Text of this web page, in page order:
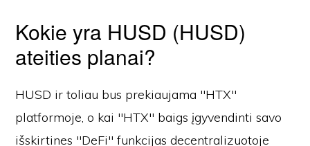
Kokie yra HUSD (HUSD)
ateities planai?
HUSD ir toliau bus prekiaujama "HTX"
platformoje, o kai "HTX" baigs įgyvendinti savo
išskirtines "DeFi" funkcijas decentralizuotoje